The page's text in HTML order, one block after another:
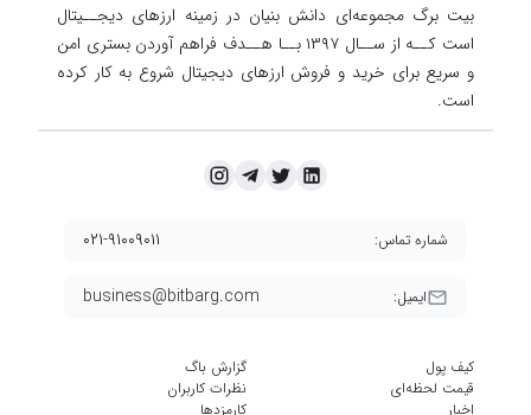
بیت برگ مجموعه‌ای دانش بنیان در زمینه ارزهای دیجــیتال
است کــه از ســال ۱۳۹۷ بــا هــدف فراهم آوردن
بستری امن
و سریع برای خرید و فروش ارزهای دیجیتال شروع به کار کرده
است.
ایمیل: business@bitbarg.com
شماره تماس: ۰۲۱-۹۱۰۰۹۰۱۱
کیف پول
قیمت لحظه‌ای
اخبار
گزارش باگ
نظرات کاربران
کارمزد‌ها